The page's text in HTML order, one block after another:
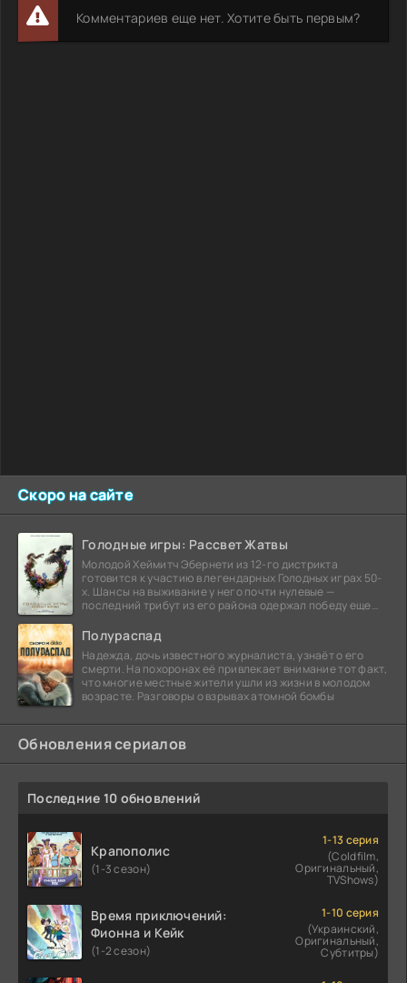
Скоро на сайте
Голодные игры: Рассвет Жатвы
Молодой Хеймитч Эбернети из 12-го дистрикта
готовится к участию в легендарных Голодных играх 50-
х. Шансы на выживание у него почти нулевые —
последний трибут из его района одержал победу еще
Полураспад
Надежда, дочь известного журналиста, узнаёт о его
смерти. На похоронах её привлекает внимание тот факт,
что многие местные жители ушли из жизни в молодом
возрасте. Разговоры о взрывах атомной бомбы
Обновления сериалов
Последние 10 обновлений
Крапополис
(1-3 сезон)
1-13 серия
(Coldfilm,
Оригинальный,
TVShows)
Время приключений:
Фионна и Кейк
(1-2 сезон)
1-10 серия
(Украинский,
Оригинальный,
Субтитры)
Комментариев еще нет. Хотите быть первым?